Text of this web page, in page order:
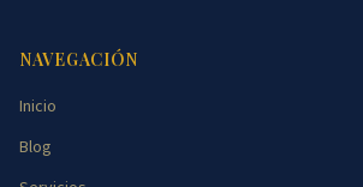
NAVEGACIÓN
Inicio
Blog